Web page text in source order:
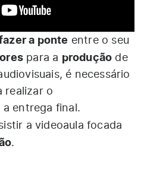
a ponte entre o seu
para a produção de
é necessário
realizar o
entrega final.
a videoaula focada
.